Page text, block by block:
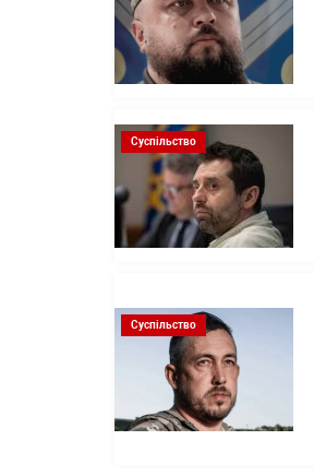
Суспільство
Суспільство